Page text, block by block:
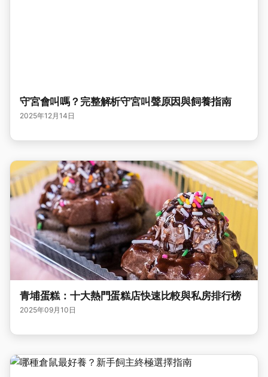
守宮會叫嗎？完整解析守宮叫聲原因與飼養指南
2025年12月14日
青埔蛋糕：十大熱門蛋糕店快速比較與私房排行榜
2025年09月10日